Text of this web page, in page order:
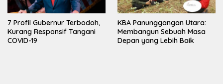
7 Profil Gubernur Terbodoh,
Kurang Responsif Tangani
COVID-19
KBA Panunggangan Utara:
Membangun Sebuah Masa
Depan yang Lebih Baik